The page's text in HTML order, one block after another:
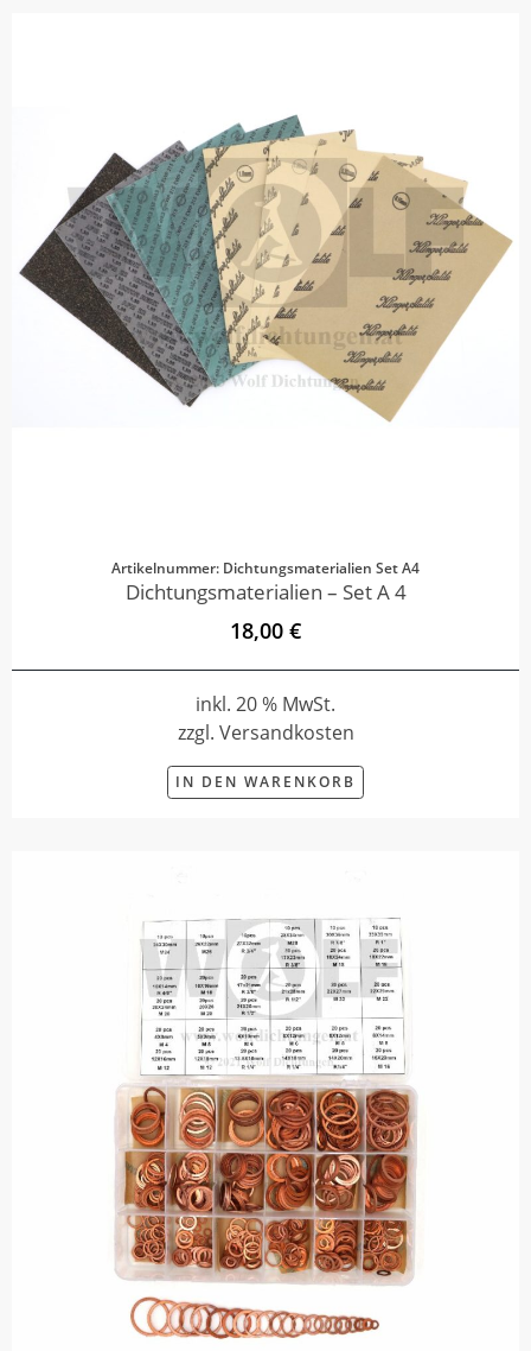
Artikelnummer: Dichtungsmaterialien Set A4
Dichtungsmaterialien – Set A 4
18,00 €
inkl. 20 % MwSt.
zzgl. Versandkosten
IN DEN WARENKORB